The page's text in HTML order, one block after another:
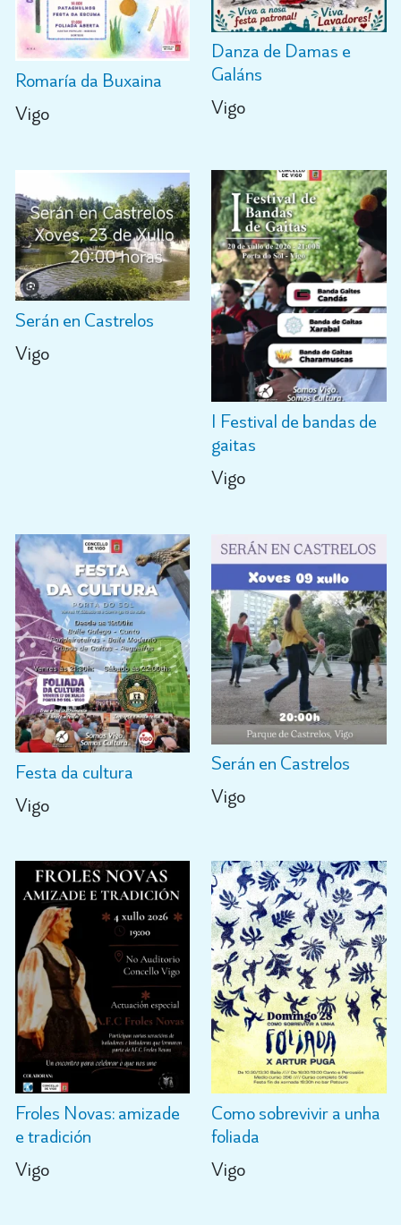
Romaría da Buxaina
Vigo
Danza de Damas e
Galáns
Vigo
Serán en Castrelos
Vigo
I Festival de bandas de
gaitas
Vigo
Festa da cultura
Vigo
Serán en Castrelos
Vigo
Froles Novas: amizade
e tradición
Vigo
Como sobrevivir a unha
foliada
Vigo